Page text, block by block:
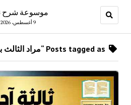
موسوعة
9 أغسطس، 2026